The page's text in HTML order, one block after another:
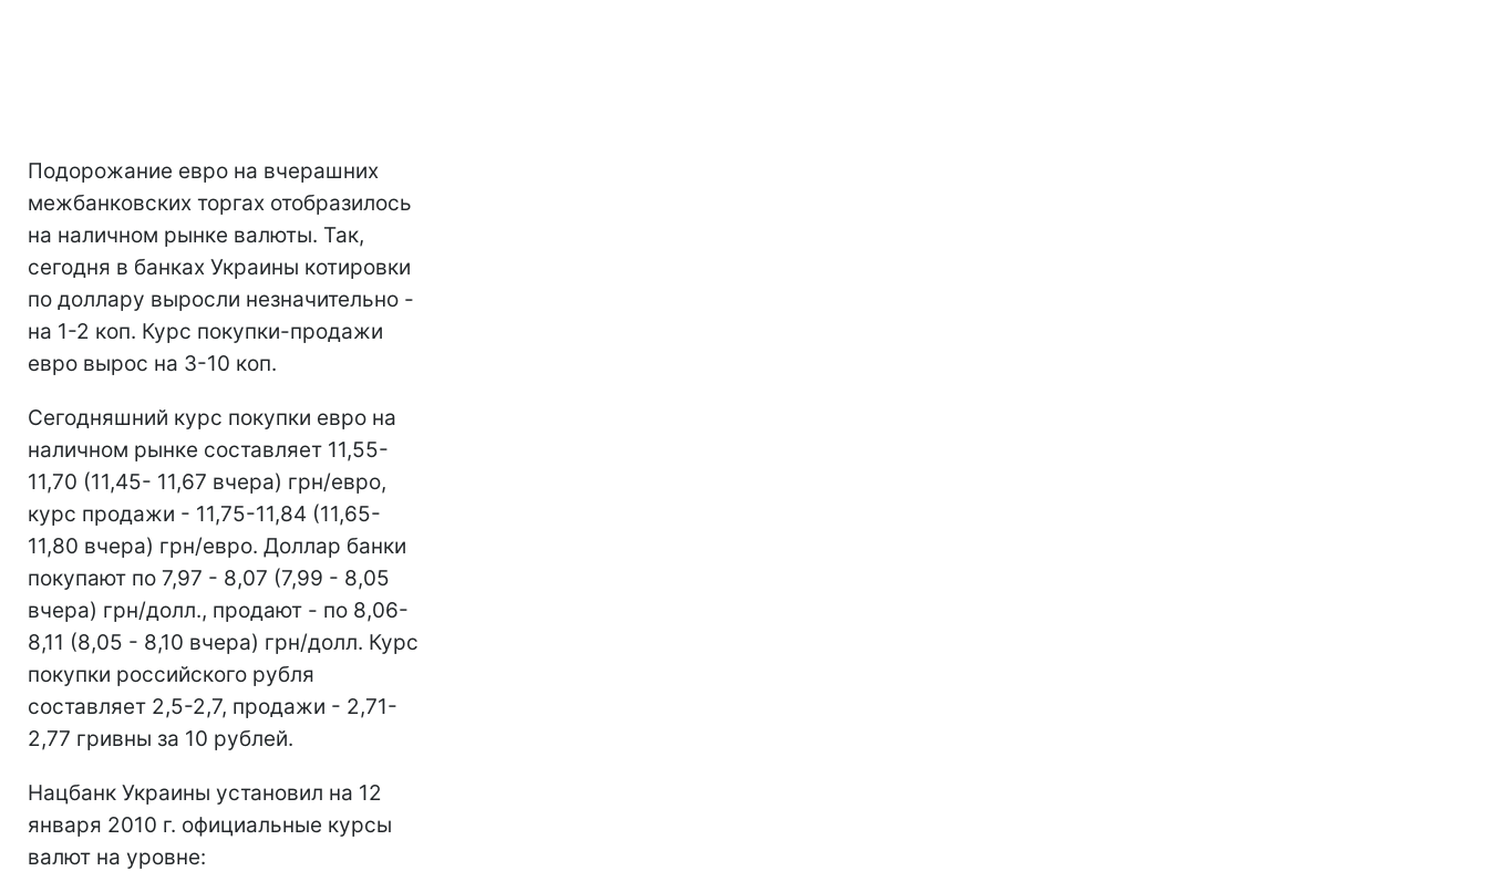
Подорожание евро на вчерашних
межбанковских торгах отобразилось
на наличном рынке валюты. Так,
сегодня в банках Украины котировки
по доллару выросли незначительно -
на 1-2 коп. Курс покупки-продажи
евро вырос на 3-10 коп.
Сегодняшний курс покупки евро на
наличном рынке составляет 11,55-
11,70 (11,45- 11,67 вчера) грн/евро,
курс продажи - 11,75-11,84 (11,65-
11,80 вчера) грн/евро. Доллар банки
покупают по 7,97 - 8,07 (7,99 - 8,05
вчера) грн/долл., продают - по 8,06-
8,11 (8,05 - 8,10 вчера) грн/долл. Курс
покупки российского рубля
составляет 2,5-2,7, продажи - 2,71-
2,77 гривны за 10 рублей.
Нацбанк Украины установил на 12
января 2010 г. официальные курсы
валют на уровне: